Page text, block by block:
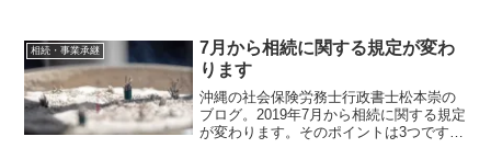
相続・事業承継
7月から相続に関する規定が変わ
ります
沖縄の社会保険労務士行政書士松本崇の
ブログ。2019年7月から相続に関する規定
が変わります。そのポイントは3つです。